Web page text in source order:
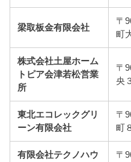
梁取板金有限会社
〒
町
株式会社土屋ホーム
トピア会津若松営業
所
〒
央
東北エコレックグリ
ーン有限会社
〒
町
有限会社テクノハウ
〒